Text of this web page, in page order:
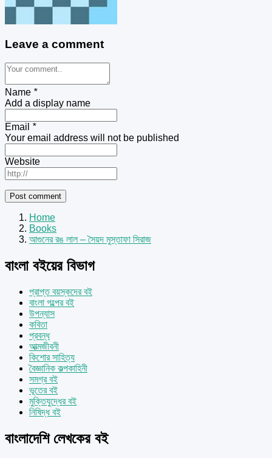
Leave a comment
Name *
Add a display name
Email *
Your email address will not be published
Website
Home
Books
আগুনের রঙ লাল – সৈয়দ মুস্তাফা সিরাজ
বাংলা বইয়ের বিভাগ
প্রাপ্ত বয়স্কদের বই
বাংলা গল্পের বই
উপন্যাস
কবিতা
প্রবন্ধ
আত্মজীবনী
কিশোর সাহিত্য
বৈজ্ঞানিক কল্পকাহিনী
সমগ্র বই
ভূতের বই
মুক্তিযুদ্ধের বই
নিষিদ্ধ বই
বাংলাদেশি লেখকের বই